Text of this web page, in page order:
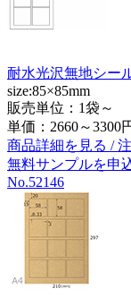
耐水光沢無地シー
size:85×85mm
販売単位：1袋～
単価： 2660～3300
商品詳細を見る /
無料サンプルを申
No.52146